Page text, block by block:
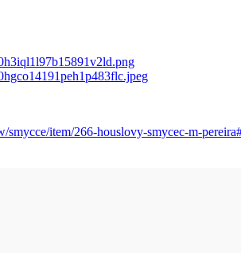
smycce/item/266-houslovy-smycec-m-